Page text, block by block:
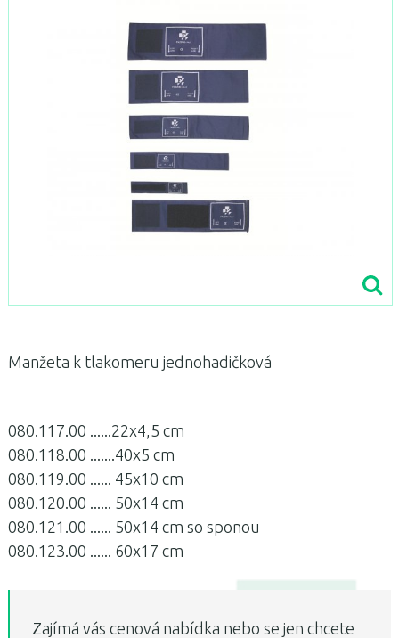
Manžeta k tlakomeru jednohadičková
080.117.00 ......22x4,5 cm
080.118.00 .......40x5 cm
080.119.00 ...... 45x10 cm
080.120.00 ...... 50x14 cm
080.121.00 ...... 50x14 cm so sponou
080.123.00 ...... 60x17 cm
Zajímá vás cenová nabídka nebo se jen chcete